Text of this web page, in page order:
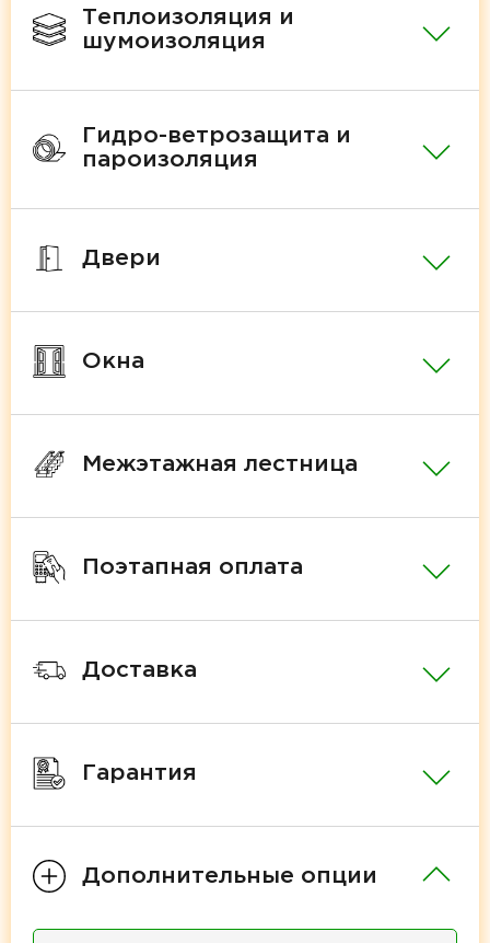
Теплоизоляция и
шумоизоляция
Гидро-ветрозащита и
пароизоляция
Двери
Окна
Межэтажная лестница
Поэтапная оплата
Доставка
Гарантия
Дополнительные опции